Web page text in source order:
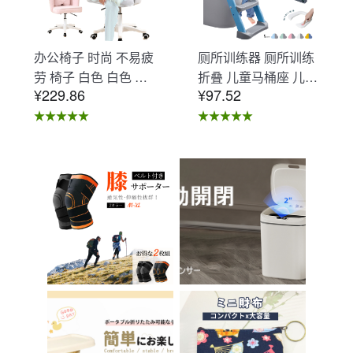
办公椅子 时尚 不易疲
劳 椅子 白色 白色 办
公椅子 不易疲劳 学习
椅 北欧 儿童 椅子 学
椅子 在家办公 Asher
Brilliant C-56
¥229.86
厕所训练器 厕所训练
折叠 儿童马桶座 儿童
马桶辅助 收纳式马桶
座 小孩马桶座 儿童厕
女孩 儿童 孩子 儿童
马桶训练 免邮 踏步器
厕所
¥97.52